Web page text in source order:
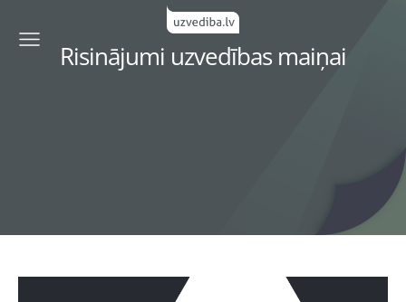
Risinājumi uzvedības maiņai